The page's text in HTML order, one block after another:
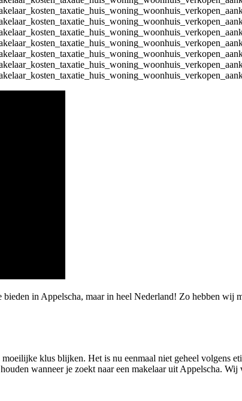
in Appelscha, maar in heel Nederland! Zo hebben
klus blijken. Het is nu eenmaal niet geheel volgens
wanneer je zoekt naar een makelaar uit Appelscha.